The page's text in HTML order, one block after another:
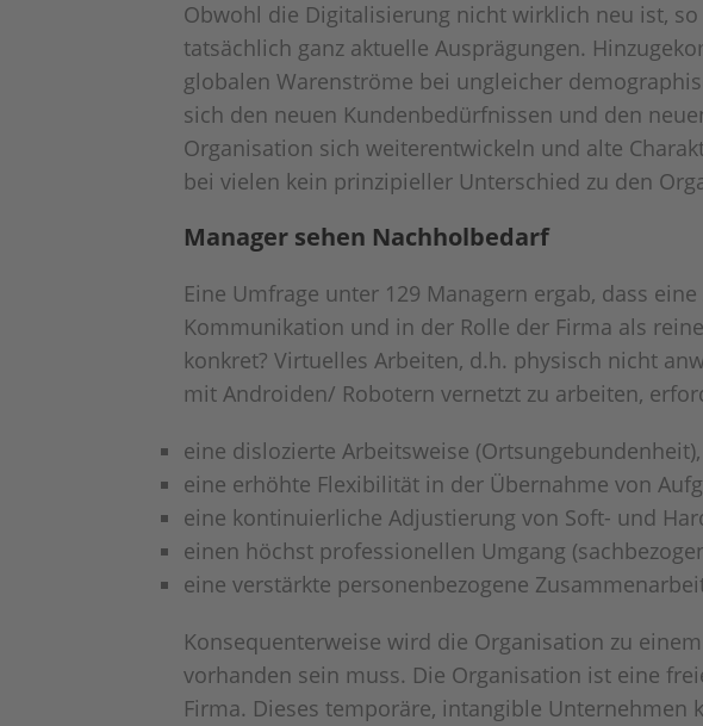
Obwohl die Digitalisierung nicht wirklich neu ist,
tatsächlich ganz aktuelle Ausprägungen.
globalen Warenströme bei ungleicher
sich den neuen Kundenbedürfnissen und den
Organisation sich weiterentwickeln und alte
bei vielen kein prinzipieller Unterschied zu den
Manager sehen Nachholbedarf
Eine Umfrage unter 129 Managern ergab, dass
Kommunikation und in der Rolle der Firma als
konkret? Virtuelles Arbeiten, d.h. physisch nicht
mit Androiden/ Robotern vernetzt zu arbeiten,
eine dislozierte Arbeitsweise (Ortsungebundenheit),
eine erhöhte Flexibilität in der Übernahme von
eine kontinuierliche Adjustierung von Soft- und
einen höchst professionellen Umgang
eine verstärkte personenbezogene
Konsequenterweise wird die Organisation zu
vorhanden sein muss. Die Organisation ist eine
Firma. Dieses temporäre, intangible